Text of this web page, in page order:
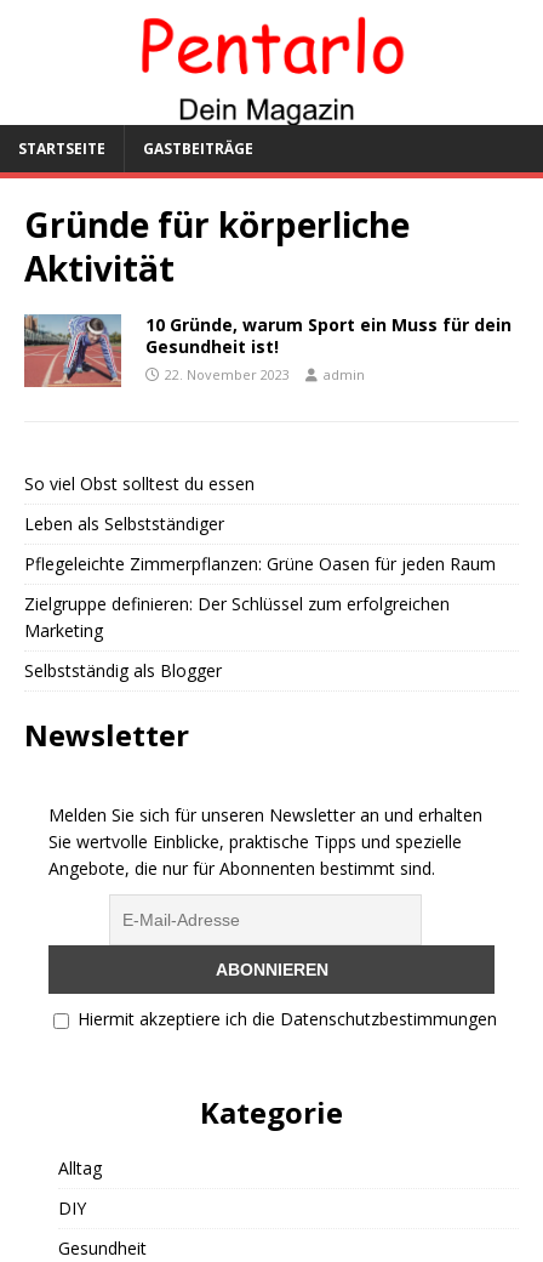
STARTSEITE GASTBEITRÄGE
Gründe für körperliche
Aktivität
10 Gründe, warum Sport ein Muss für dein
Gesundheit ist!
22. November 2023 admin
So viel Obst solltest du essen
Leben als Selbstständiger
Pflegeleichte Zimmerpflanzen: Grüne Oasen für jeden Raum
Zielgruppe definieren: Der Schlüssel zum erfolgreichen
Marketing
Selbstständig als Blogger
Newsletter
Melden Sie sich für unseren Newsletter an und erhalten
Sie wertvolle Einblicke, praktische Tipps und spezielle
Angebote, die nur für Abonnenten bestimmt sind.
Hiermit akzeptiere ich die Datenschutzbestimmungen
Kategorie
Alltag
DIY
Gesundheit